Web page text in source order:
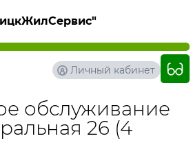
Личный кабинет
обслуживание
26 (4